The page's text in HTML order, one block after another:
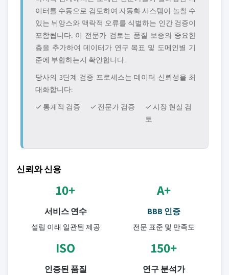
이터를 수동으로 검토하여 자동화 시스템이 놀칠 수
있는 뉘앙스와 맥락적 오류를 식별하는 인간 검증이
포함됩니다. 이 전문가 검토는 품질 보증의 중요한
층을 추가하여 데이터가 연구 목표 및 도메인별 기
준에 부합하는지 확인합니다.
당사의 3단계 검증 프로세스는 데이터 신뢰성을 최
대화합니다:
✓ 통계적 검증
✓ 전문가 검증
✓ 시장 현실 검
토
신뢰와 신용
10+
서비스 연수
설립 이래 일관된 제공
A+
BBB 인증
전문 표준 및 만족도
ISO
인증된 품질
150+
연구 분석가